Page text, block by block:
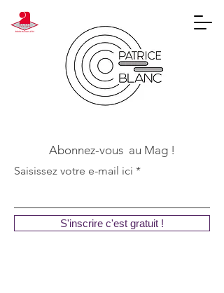
Abonnez-vous au Mag !
Saisissez votre e-mail ici
S'inscrire c'est gratuit !